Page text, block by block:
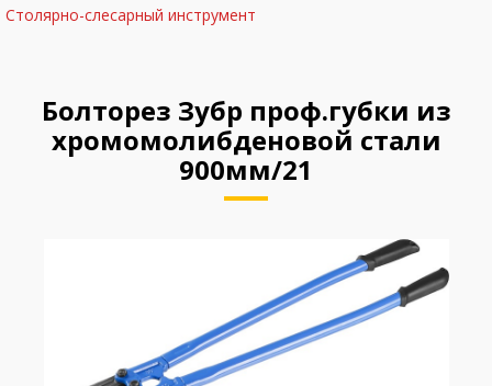
Столярно-слесарный инструмент
Болторез Зубр проф.губки из
хромомолибденовой стали
900мм/21